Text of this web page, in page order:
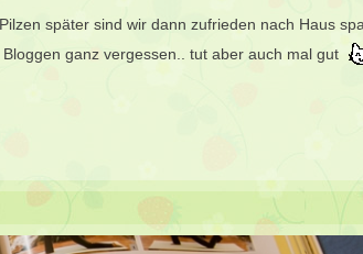
später sind wir dann zufrieden nach Haus
ganz vergessen.. tut aber auch mal gut